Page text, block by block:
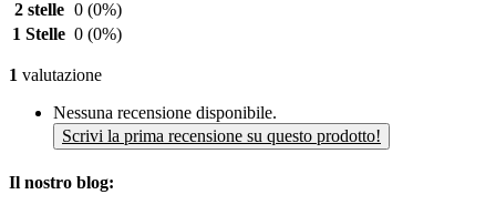
2 stelle 0 (0%)
1 Stelle 0 (0%)
1 valutazione
Nessuna recensione disponibile.
Scrivi la prima recensione su questo prodotto!
Il nostro blog: